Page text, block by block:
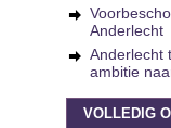
Anderlecht
Anderlecht
ambitie
VOLLEDIG